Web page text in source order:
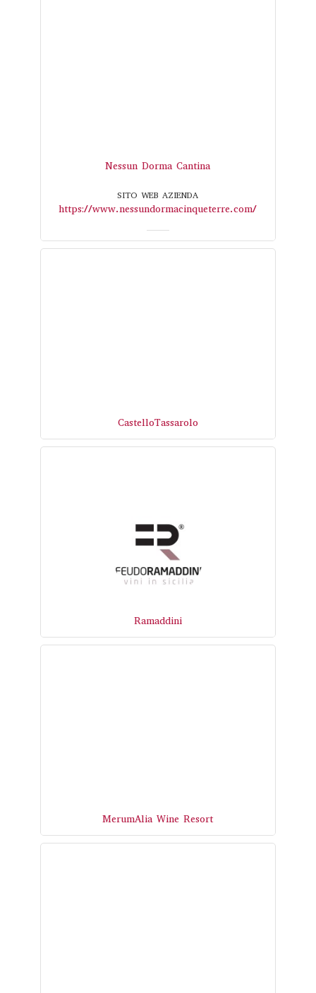
Nessun Dorma Cantina
SITO WEB AZIENDA
https://www.nessundormacinqueterre.com/
CastelloTassarolo
Ramaddini
MerumAlia Wine Resort